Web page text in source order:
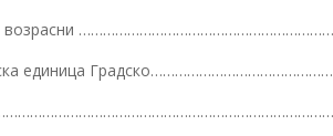
за возрасни
единица